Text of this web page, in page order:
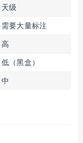
天级
需要大量标注
高
低（黑盒）
中